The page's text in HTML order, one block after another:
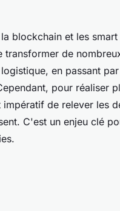
blockchain et les
transformer de
en passant
pour réaliser
de relever les
C'est un enjeu clé